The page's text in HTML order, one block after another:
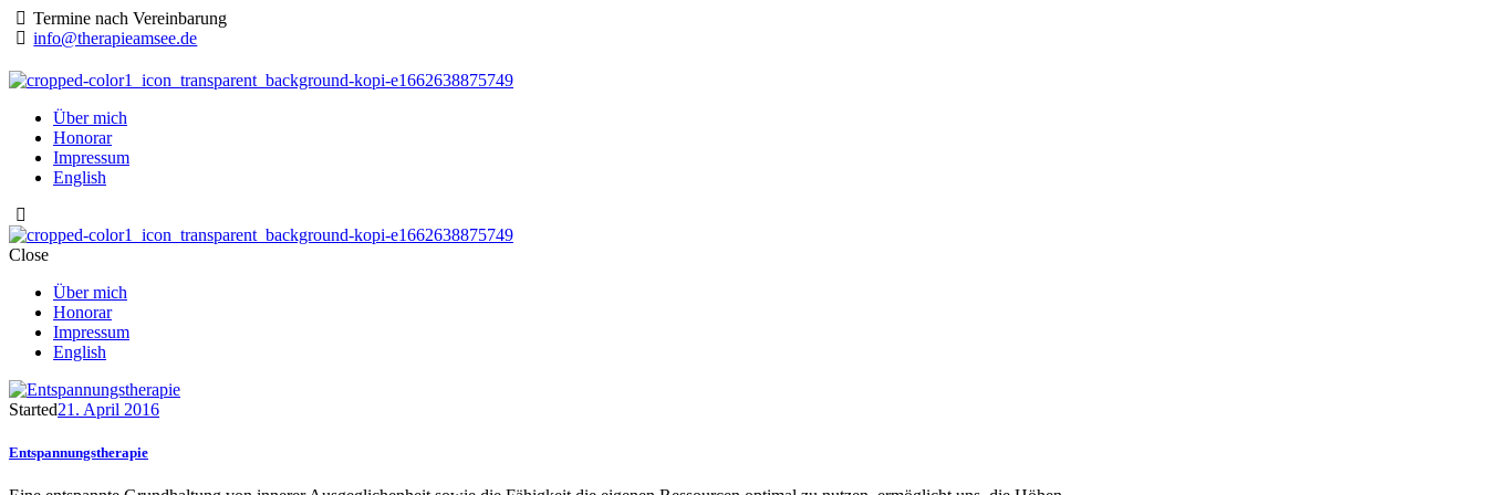
Termine nach Vereinbarung
info@therapieamsee.de
Über mich
Honorar
Impressum
English
Close
Über mich
Honorar
Impressum
English
Started21. April 2016
Entspannungstherapie